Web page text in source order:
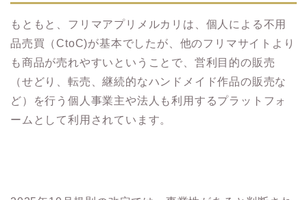
もともと、フリマアプリメルカリは、個人による不用
品売買（CtoC)が基本でしたが、他のフリマサイトより
も商品が売れやすいということで、営利目的の販売
（せどり、転売、継続的なハンドメイド作品の販売な
ど）を行う個人事業主や法人も利用するプラットフォ
ームとして利用されています。